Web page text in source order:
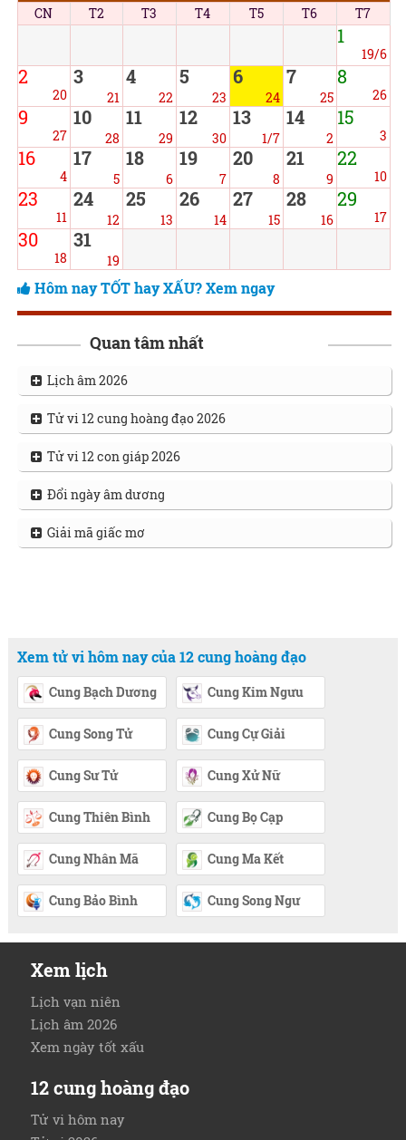
CN T2 T3 T4 T5 T6 T7
1
19/6
2
20
3
21
4
22
5
23
6
24
7
25
8
26
9
27
10
28
11
29
12
30
13
1/7
14
2
15
3
16
4
17
5
18
6
19
7
20
8
21
9
22
10
23
11
24
12
25
13
26
14
27
15
28
16
29
17
30
18
31
19
Hôm nay TỐT hay XẤU? Xem ngay
Quan tâm nhất
Lịch âm 2026
Tử vi 12 cung hoàng đạo 2026
Tử vi 12 con giáp 2026
Đổi ngày âm dương
Giải mã giấc mơ
Xem tử vi hôm nay của 12 cung hoàng đạo
Cung Bạch Dương Cung Kim Ngưu
Cung Song Tử Cung Cự Giải
Cung Sư Tử Cung Xử Nữ
Cung Thiên Bình Cung Bọ Cạp
Cung Nhân Mã Cung Ma Kết
Cung Bảo Bình Cung Song Ngư
Xem lịch
Lịch vạn niên
Lịch âm 2026
Xem ngày tốt xấu
12 cung hoàng đạo
Tử vi hôm nay